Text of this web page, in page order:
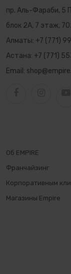
пр. Аль-Фараби, 5
блок 2А, 7 этаж,
Алматы: +7 (771)
Астана: +7 (771)
Email:
Об EMPIRE
Франчайзинг
Корпоративным
Магазины Empire